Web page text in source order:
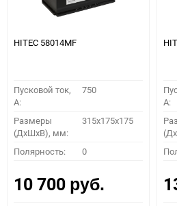
HITEC 58014MF
Пусковой ток,
A:
750
Размеры
(ДхШхВ), мм:
315x175x175
Полярность: 0
10 700 руб.
A: